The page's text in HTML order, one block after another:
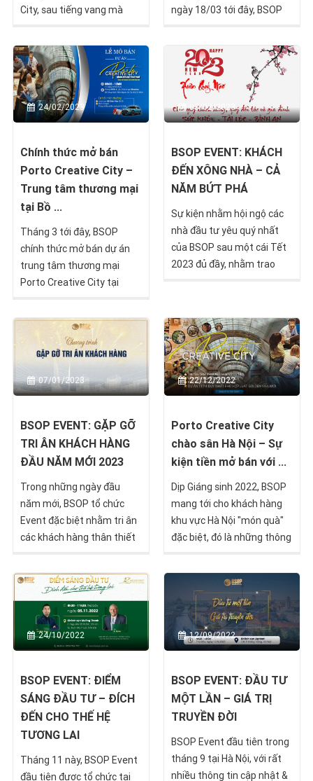
City, sau tiếng vang mà
đã tạo ra trong cộng đồng
đầu tư di trú Việt Nam.
ngày 18/03 tới đây, BSOP
đầu tư ưu đãi đến với các
nhà đầu tư tại Hà Nội. Nhà
đầu tư quan tâm đến cơ hội
đầu tư quốc tế, đầu tư
nhận Golden Visa hãy
24/02/2023
Chính thức mở bán
Porto Creative City –
Trung tâm thương mại
tại Bồ ...
Tháng 3 tới đây, BSOP
chính thức mở bán dự án
trung tâm thương mại
Porto Creative City tại
(04/03) và Hà Nội (18/03).
Đây là cơ hội lý tưởng để
nhà đầu tư có thể đầu tư
với chi phí ưu đãi và nhiều
phần quà giá trị khác.
03/02/2023
BSOP EVENT: KHÁCH
ĐẾN XÔNG NHÀ – CẢ
NĂM BỨT PHÁ
Sự kiện nhằm hội ngộ các
nhà đầu tư yêu quý nhất
của BSOP sau một cái Tết
2023 đủ đầy, nhằm trao
thành công rực rỡ hơn.
07/01/2023
BSOP EVENT: GẶP GỠ
TRI ÂN KHÁCH HÀNG
ĐẦU NĂM MỚI 2023
Trong những ngày đầu
năm mới, BSOP tổ chức
Event đặc biệt nhằm tri ân
các khách hàng thân thiết
tin, ưu đãi mới nhất của
năm 2023 từ thị trường
đầu tư di trú. Đặc biệt, sự
kiện cũng đánh dấu một
cột mốc vô cùng ý nghĩa
22/12/2022
Porto Creative City
chào sân Hà Nội – Sự
kiện tiền mở bán với ...
Dịp Giáng sinh 2022, BSOP
mang tới cho khách hàng
khu vực Hà Nội "món quà"
đặc biệt, đó là những thông
hấp dẫn từ dự án Porto
Creative City - tâm điểm
đầu tư Golden Visa Bồ Đào
Nha 2023.
24/10/2022
BSOP EVENT: ĐIỂM
SÁNG ĐẦU TƯ – ĐÍCH
ĐẾN CHO THẾ HỆ
TƯƠNG LAI
Tháng 11 này, BSOP Event
đầu tiên được tổ chức tại
12/09/2022
BSOP EVENT: ĐẦU TƯ
MỘT LẦN – GIÁ TRỊ
TRUYỀN ĐỜI
BSOP Event đầu tiên trong
tháng 9 tại Hà Nội, với rất
nhiều thông tin cập nhật &